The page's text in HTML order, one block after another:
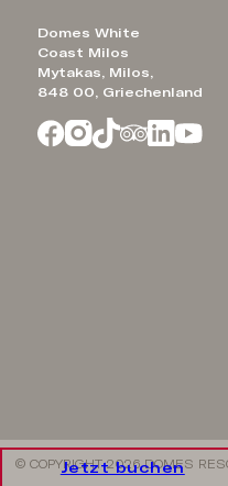
Domes White
Coast Milos
Mytakas, Milos,
848 00, Griechenland
© COPYRIGHT 2026 DOMES
Jetzt buchen